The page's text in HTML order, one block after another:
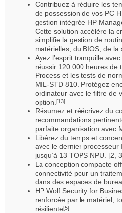
Contribuez à réduire les
de possession de vos PC
gestion intégrée HP
Cette solution accélère la
simplifie la gestion de
matérielles, du BIOS, de la
Ayez l’esprit tranquille
réussir 120 000 heures de
Process et les tests de
MIL-STD 810. Protégez
ordinateur avec le filtre de
option. [13]
Résumez et réécrivez du
recommandations
parfaite organisation avec
Libérez du temps et
avec le dernier
jusqu’à 13 TOPS NPU. [2,
La conception compacte
connectivité pour un
dans des espaces de
HP Wolf Security for
renforcée par le matériel,
résiliente[5]